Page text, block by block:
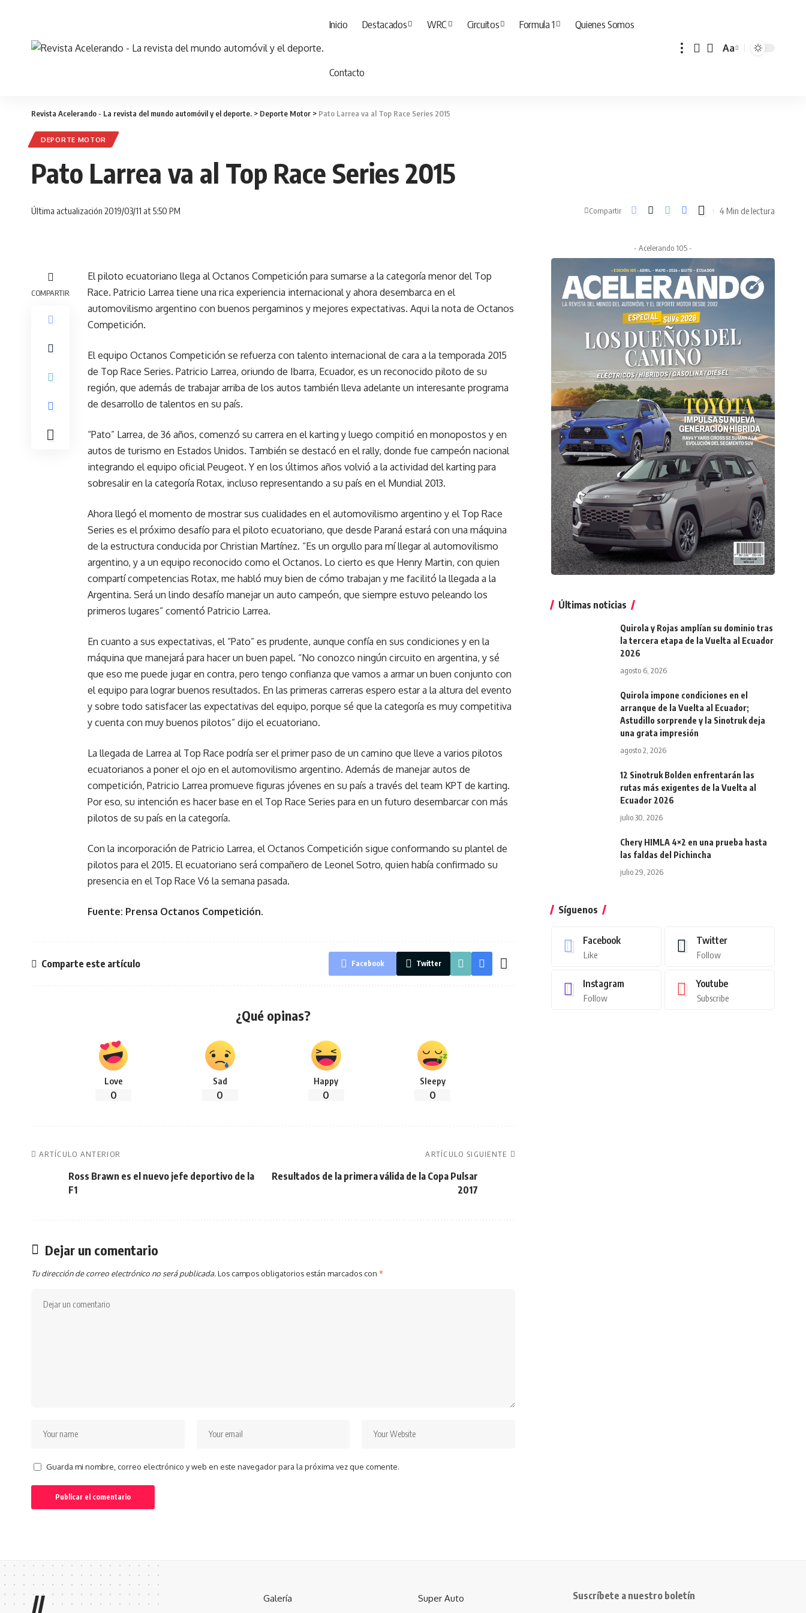
Inicio Destacados WRC Circuitos Formula 1 Quienes Somos
Contacto
Cambiar
Aa
Revista Acelerando - La revista del mundo automóvil y el deporte. > Deporte Motor > Pato Larrea va al Top Race Series 2015
DEPORTE MOTOR
Pato Larrea va al Top Race Series 2015
Última actualización 2019/03/11 at 5:50 PM Compartir 4 Min de lectura
COMPARTIR
El piloto ecuatoriano llega al Octanos Competición para sumarse a la categoría menor del Top
Race. Patricio Larrea tiene una rica experiencia internacional y ahora desembarca en el
automovilismo argentino con buenos pergaminos y mejores expectativas. Aqui la nota de Octanos
Competición.
El equipo Octanos Competición se refuerza con talento internacional de cara a la temporada 2015
de Top Race Series. Patricio Larrea, oriundo de Ibarra, Ecuador, es un reconocido piloto de su
región, que además de trabajar arriba de los autos también lleva adelante un interesante programa
de desarrollo de talentos en su país.
“Pato” Larrea, de 36 años, comenzó su carrera en el karting y luego compitió en monopostos y en
autos de turismo en Estados Unidos. También se destacó en el rally, donde fue campeón nacional
integrando el equipo oficial Peugeot. Y en los últimos años volvió a la actividad del karting para
sobresalir en la categoría Rotax, incluso representando a su país en el Mundial 2013.
Ahora llegó el momento de mostrar sus cualidades en el automovilismo argentino y el Top Race
Series es el próximo desafío para el piloto ecuatoriano, que desde Paraná estará con una máquina
de la estructura conducida por Christian Martínez. “Es un orgullo para mí llegar al automovilismo
argentino, y a un equipo reconocido como el Octanos. Lo cierto es que Henry Martin, con quien
compartí competencias Rotax, me habló muy bien de cómo trabajan y me facilitó la llegada a la
Argentina. Será un lindo desafío manejar un auto campeón, que siempre estuvo peleando los
primeros lugares” comentó Patricio Larrea.
En cuanto a sus expectativas, el “Pato” es prudente, aunque confía en sus condiciones y en la
máquina que manejará para hacer un buen papel. “No conozco ningún circuito en argentina, y sé
que eso me puede jugar en contra, pero tengo confianza que vamos a armar un buen conjunto con
el equipo para lograr buenos resultados. En las primeras carreras espero estar a la altura del evento
y sobre todo satisfacer las expectativas del equipo, porque sé que la categoría es muy competitiva
y cuenta con muy buenos pilotos” dijo el ecuatoriano.
La llegada de Larrea al Top Race podría ser el primer paso de un camino que lleve a varios pilotos
ecuatorianos a poner el ojo en el automovilismo argentino. Además de manejar autos de
competición, Patricio Larrea promueve figuras jóvenes en su país a través del team KPT de karting.
Por eso, su intención es hacer base en el Top Race Series para en un futuro desembarcar con más
pilotos de su país en la categoría.
Con la incorporación de Patricio Larrea, el Octanos Competición sigue conformando su plantel de
pilotos para el 2015. El ecuatoriano será compañero de Leonel Sotro, quien había confirmado su
presencia en el Top Race V6 la semana pasada.
Fuente: Prensa Octanos Competición.
Comparte este artículo Facebook Twitter
¿Qué opinas?
Love
0
Sad
0
Happy
0
Sleepy
0
ARTÍCULO ANTERIOR
Ross Brawn es el nuevo jefe deportivo de la
F1
ARTÍCULO SIGUIENTE
Resultados de la primera válida de la Copa Pulsar
2017
Dejar un comentario
Tu dirección de correo electrónico no será publicada.Los campos obligatorios están marcados con *
Guarda mi nombre, correo electrónico y web en este navegador para la próxima vez que comente.
- Acelerando 105 -
Últimas noticias
Quirola y Rojas amplían su dominio tras
la tercera etapa de la Vuelta al Ecuador
2026
agosto 6, 2026
Quirola impone condiciones en el
arranque de la Vuelta al Ecuador;
Astudillo sorprende y la Sinotruk deja
una grata impresión
agosto 2, 2026
12 Sinotruk Bolden enfrentarán las
rutas más exigentes de la Vuelta al
Ecuador 2026
julio 30, 2026
Chery HIMLA 4×2 en una prueba hasta
las faldas del Pichincha
julio 29, 2026
Síguenos
Facebook
Like
Twitter
Follow
Instagram
Follow
Youtube
Subscribe
// Galería Super Auto Suscríbete a nuestro boletín